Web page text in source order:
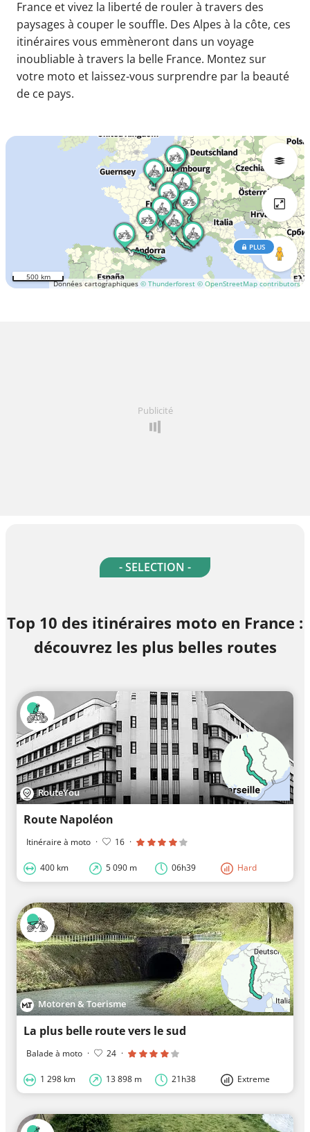
France et vivez la liberté de rouler à travers des
paysages à couper le souffle. Des Alpes à la côte, ces
itinéraires vous emmèneront dans un voyage
inoubliable à travers la belle France. Montez sur
votre moto et laissez-vous surprendre par la beauté
de ce pays.
Données cartographiques © Thunderforest © OpenStreetMap contributors
PLUS
500 km
Publicité
- SELECTION -
Top 10 des itinéraires moto en France :
découvrez les plus belles routes
RouteYou
Route Napoléon
Itinéraire à moto · 16 ·
400 km 5 090 m 06h39 Hard
Motoren & Toerisme
La plus belle route vers le sud
Balade à moto · 24 ·
1 298 km 13 898 m 21h38 Extreme